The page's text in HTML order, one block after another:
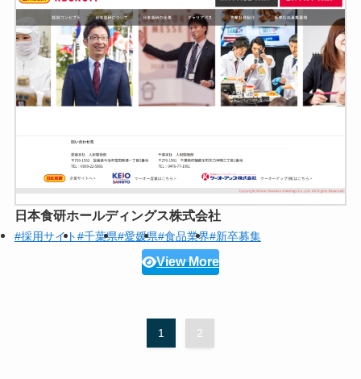
日本食研ホールディングス株式会社
#採用サイト#千葉県#愛媛県#食品業界#新卒募集
View More
1 2